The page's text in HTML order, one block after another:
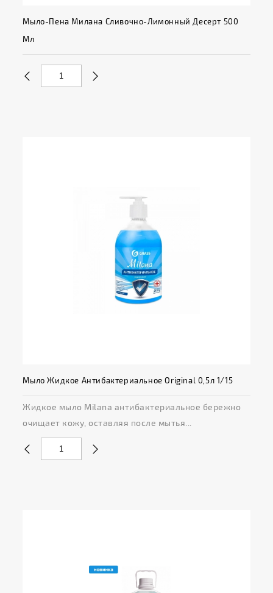
Мыло-Пена Милана Сливочно-Лимонный Десерт 500
Мл
Мыло Жидкое Антибактериальное Original 0,5л 1/15
Жидкое мыло Milana aнтибактериальное бережно
очищает кожу, оставляя после мытья...